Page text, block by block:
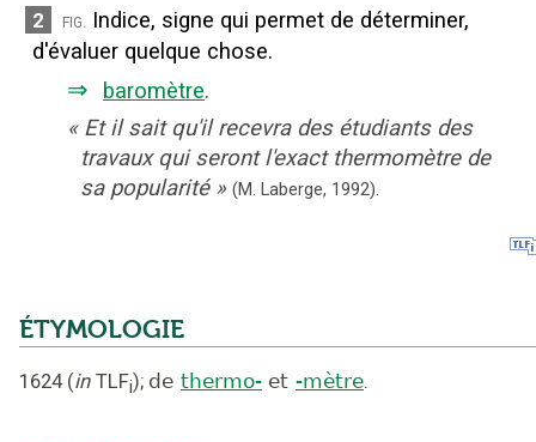
2 fig. Indice, signe qui permet de déterminer,
d'évaluer quelque chose.
⇒ baromètre.
« Et il sait qu'il recevra des étudiants des
travaux qui seront l'exact thermomètre de
sa popularité » (M. Laberge, 1992).
ÉTYMOLOGIE
1624 (in TLFi); de thermo- et -mètre.